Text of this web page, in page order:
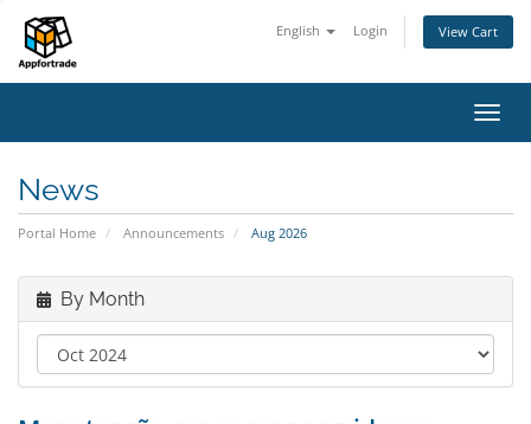
English Login View Cart
News
Portal Home Announcements Aug 2026
By Month